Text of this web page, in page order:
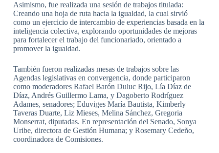
Asimismo, fue realizada una sesión de trabajos titulada:
Creando una hoja de ruta hacia la igualdad, la cual sirvió
como un ejercicio de intercambio de experiencias basada en la
inteligencia colectiva, explorando oportunidades de mejoras
para fortalecer el trabajo del funcionariado, orientado a
promover la igualdad.
También fueron realizadas mesas de trabajos sobre las
Agendas legislativas en convergencia, donde participaron
como moderadores Rafael Barón Duluc Rijo, Lía Díaz de
Díaz, Andrés Guillermo Lama, y Dagoberto Rodríguez
Adames, senadores; Eduviges María Bautista, Kimberly
Taveras Duarte, Liz Mieses, Melina Sánchez, Gregoria
Monserrat, diputadas. En representación del Senado, Sonya
Uribe, directora de Gestión Humana; y Rosemary Cedeño,
coordinadora de Comisiones.